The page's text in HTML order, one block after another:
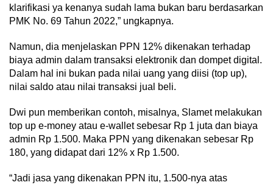
klarifikasi ya kenanya sudah lama bukan baru berdasarkan
PMK No. 69 Tahun 2022,” ungkapnya.
Namun, dia menjelaskan PPN 12% dikenakan terhadap
biaya admin dalam transaksi elektronik dan dompet digital.
Dalam hal ini bukan pada nilai uang yang diisi (top up),
nilai saldo atau nilai transaksi jual beli.
Dwi pun memberikan contoh, misalnya, Slamet melakukan
top up e-money atau e-wallet sebesar Rp 1 juta dan biaya
admin Rp 1.500. Maka PPN yang dikenakan sebesar Rp
180, yang didapat dari 12% x Rp 1.500.
“Jadi jasa yang dikenakan PPN itu, 1.500-nya atas